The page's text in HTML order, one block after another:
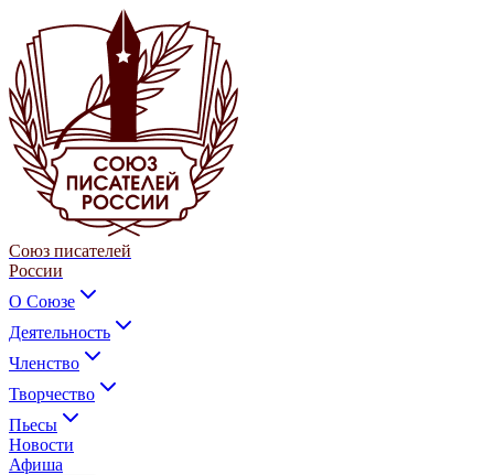
Союз писателей
России
О Союзе
Деятельность
Членство
Творчество
Пьесы
Новости
Афиша